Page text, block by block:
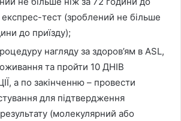
експрес-тест (зроблений не більше
до приїзду);
нагляду за здоров’ям в ASL,
та пройти 10 ДНІВ
а по закінченню – провести
для підтвердження
(молекулярний або